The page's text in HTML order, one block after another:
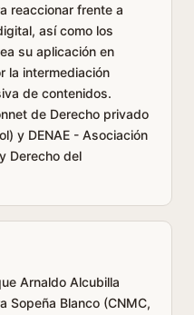
reaccionar frente a
así como los
su aplicación en
la intermediación
de contenidos.
de Derecho privado
y DENAE - Asociación
Derecho del
Arnaldo Alcubilla
Sopeña Blanco (CNMC,